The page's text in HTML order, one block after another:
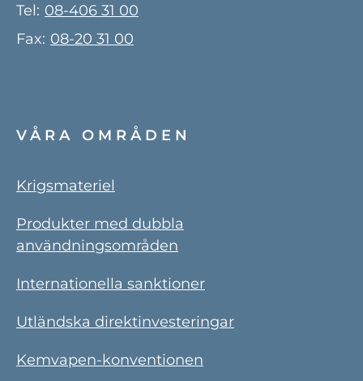
Tel: 08-406 31 00
Fax: 08-20 31 00
VÅRA OMRÅDEN
Krigsmateriel
Produkter med dubbla
användningsområden
Internationella sanktioner
Utländska direktinvesteringar
Kemvapen-konventionen